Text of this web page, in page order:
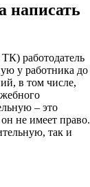
написать
ТК) работодатель
у работника до
в том числе,
– это
он не имеет право.
так и